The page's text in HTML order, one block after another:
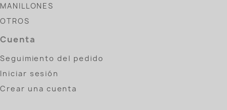
MANILLONES
OTROS
Cuenta
Seguimiento del pedido
Iniciar sesión
Crear una cuenta